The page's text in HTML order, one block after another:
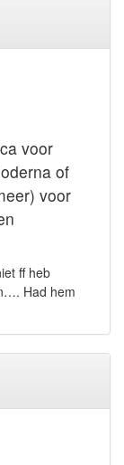
voor
of
voor
ff heb
Had hem